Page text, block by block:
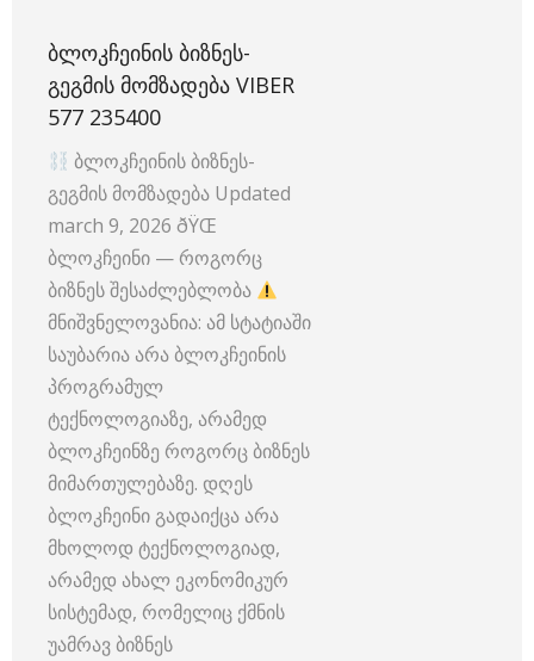
ᲑᲚᲝᲙᲩᲔᲘᲜᲘᲡ ᲑᲘᲖᲜᲔᲡ-
ᲒᲔᲒᲛᲘᲡ ᲛᲝᲛᲖᲐᲓᲔᲑᲐ VIBER
577 235400
ბლოკჩეინის ბიზნეს-
გეგმის მომზადება Updated
march 9, 2026 ðŸŒ
ბლოკჩეინი — როგორც
ბიზნეს შესაძლებლობა
მნიშვნელოვანია: ამ სტატიაში
საუბარია არა ბლოკჩეინის
პროგრამულ
ტექნოლოგიაზე, არამედ
ბლოკჩეინზე როგორც ბიზნეს
მიმართულებაზე. დღეს
ბლოკჩეინი გადაიქცა არა
მხოლოდ ტექნოლოგიად,
არამედ ახალ ეკონომიკურ
სისტემად, რომელიც ქმნის
უამრავ ბიზნეს